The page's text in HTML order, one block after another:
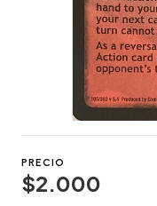
PRECIO
$2.000